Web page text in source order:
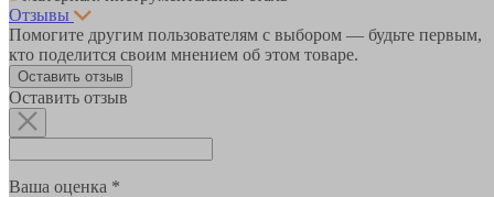
Отзывы
Помогите другим пользователям с выбором — будьте первым,
кто поделится своим мнением об этом товаре.
Оставить отзыв
Оставить отзыв
Ваша оценка *